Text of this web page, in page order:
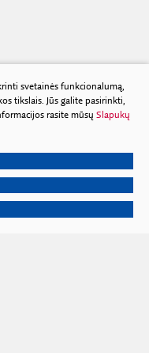
svetainės funkcionalumą,
tikslais. Jūs galite pasirinkti,
rasite mūsų Slapukų